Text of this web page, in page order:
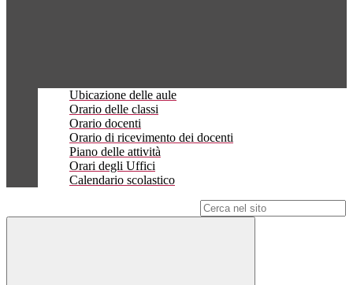
Ubicazione delle aule
Orario delle classi
Orario docenti
Orario di ricevimento dei docenti
Piano delle attività
Orari degli Uffici
Calendario scolastico